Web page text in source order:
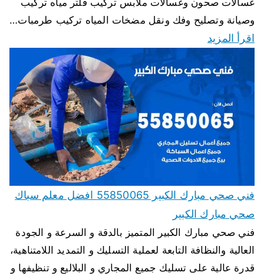
غسالات صحون وغسالات ملابس تركيب فلتر مياه تركيب
وصيانة وتصليح وفك ونقل مضخات المياه تركيب طرمبات…
اقرأ المزيد
فني صحي مبارك الكبير 55850065 افضل معلم سباك
صحي مبارك الكبير
فني صحي مبارك الكبير المتميز بالدقة و السرعة و الجودة
العالية والنظافة التابعة لعملية التسليك و التمديد اللامتناهية،
قدرة عالية على تسليك جميع المجاري و البلاليع و تنظيفها و